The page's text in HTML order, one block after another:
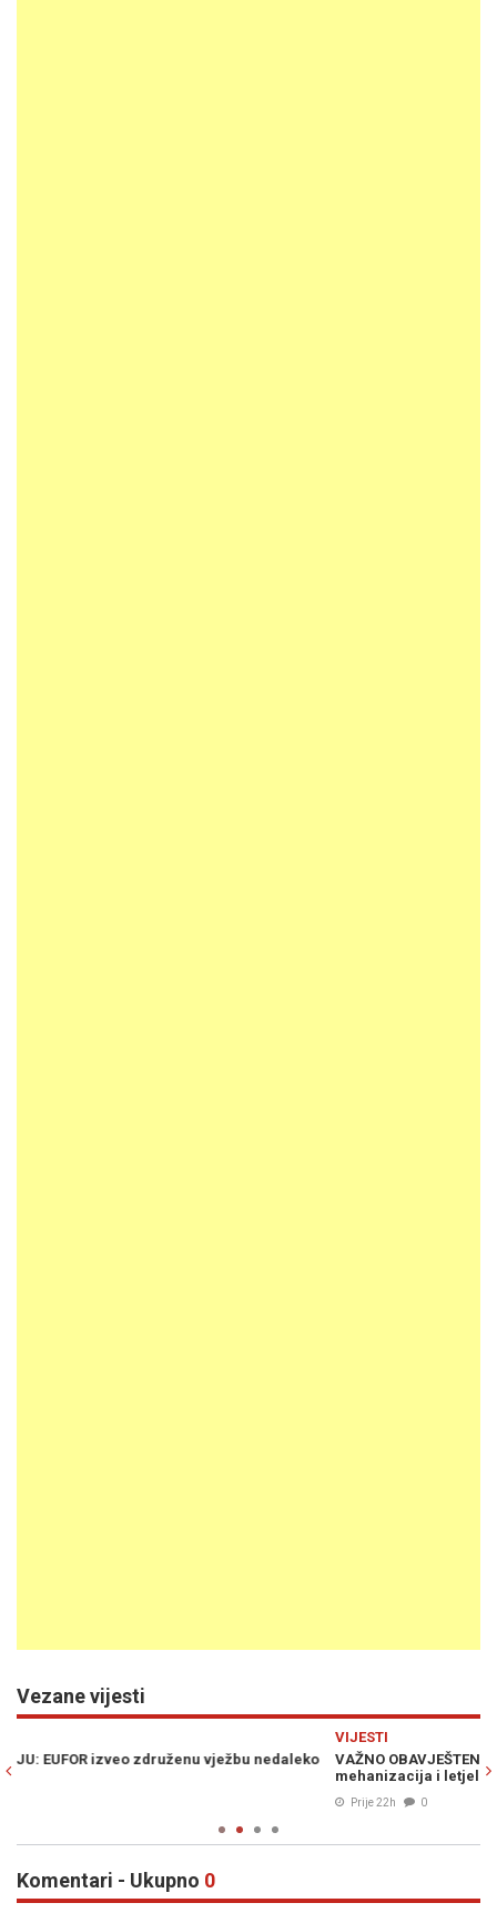
Vezane vijesti
VAŽNO OBAVJEŠTENJE ZA GRAĐANE: Od 19 do 23 sata teška
Komentari - Ukupno 0